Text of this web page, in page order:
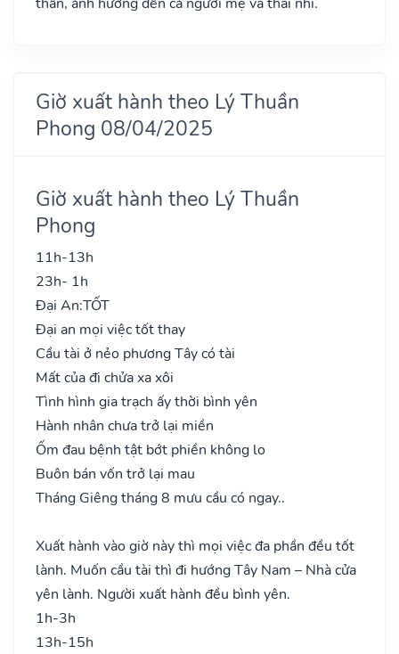
Giờ xuất hành theo Lý Thuần
Phong 08/04/2025
Giờ xuất hành theo Lý Thuần
Phong
11h-13h
23h- 1h
Đại An:TỐT
Đại an mọi việc tốt thay
Cầu tài ở nẻo phương Tây có tài
Mất của đi chửa xa xôi
Tình hình gia trạch ấy thời bình yên
Hành nhân chưa trở lại miền
Ốm đau bệnh tật bớt phiền không lo
Buôn bán vốn trở lại mau
Tháng Giêng tháng 8 mưu cầu có ngay..
Xuất hành vào giờ này thì mọi việc đa phần đều tốt
lành. Muốn cầu tài thì đi hướng Tây Nam – Nhà cửa
yên lành. Người xuất hành đều bình yên.
1h-3h
13h-15h